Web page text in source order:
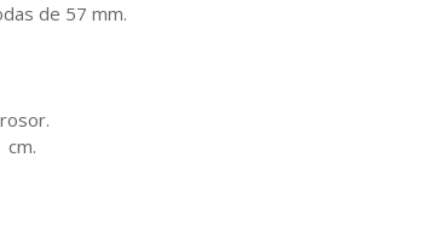
de 57 mm.
cm.